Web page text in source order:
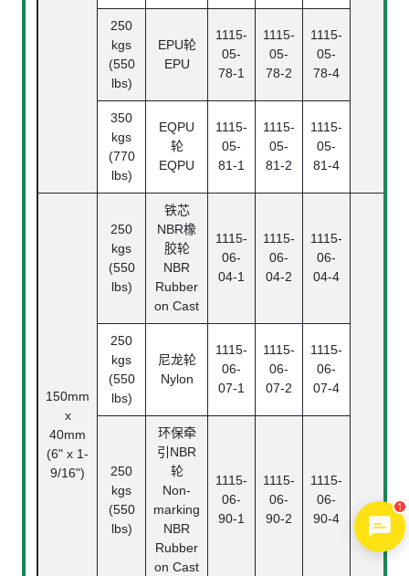
250
kgs
(550
lbs)
EPU轮
EPU
1115-
05-
78-1
1115-
05-
78-2
1115-
05-
78-4
350
kgs
(770
lbs)
EQPU
轮
EQPU
1115-
05-
81-1
1115-
05-
81-2
1115-
05-
81-4
150mm
x
40mm
(6" x 1-
9/16")
250
kgs
(550
lbs)
铁芯
NBR橡
胶轮
NBR
Rubber
on Cast
1115-
06-
04-1
1115-
06-
04-2
1115-
06-
04-4
250
kgs
(550
lbs)
尼龙轮
Nylon
1115-
06-
07-1
1115-
06-
07-2
1115-
06-
07-4
250
kgs
(550
lbs)
环保牵
引NBR
轮
Non-
marking
NBR
Rubber
on Cast
1115-
06-
90-1
1115-
06-
90-2
1115-
06-
90-4
1